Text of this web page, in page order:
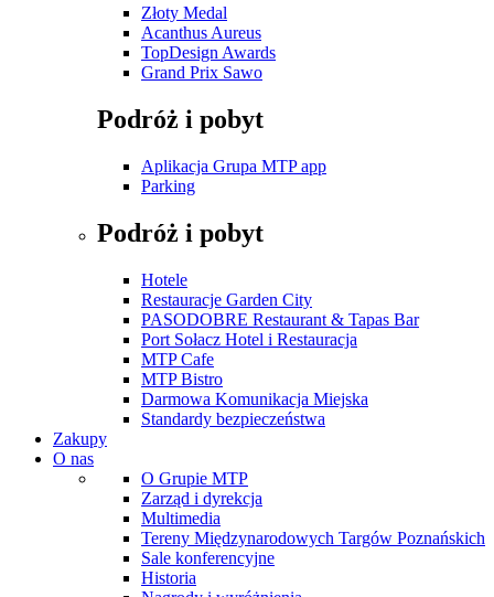
Złoty Medal
Acanthus Aureus
TopDesign Awards
Grand Prix Sawo
Podróż i pobyt
Aplikacja Grupa MTP app
Parking
Podróż i pobyt
Hotele
Restauracje Garden City
PASODOBRE Restaurant & Tapas Bar
Port Sołacz Hotel i Restauracja
MTP Cafe
MTP Bistro
Darmowa Komunikacja Miejska
Standardy bezpieczeństwa
Zakupy
O nas
O Grupie MTP
Zarząd i dyrekcja
Multimedia
Tereny Międzynarodowych Targów Poznańskich
Sale konferencyjne
Historia